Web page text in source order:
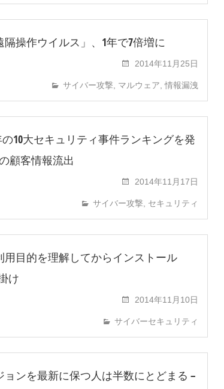
操作ウイルス」、1年で7倍増に
2014年11月25日
サイバー攻撃 マルウェア ,情報漏洩
の10大セキュリティ事件ランキングを発
顧客情報流出
2014年11月17日
サイバー攻撃 セキュリティ
用目的を理解してからインストール
け
2014年11月10日
サイバーセキュリティ
ンを最新に保つ人は半数にとどまる –